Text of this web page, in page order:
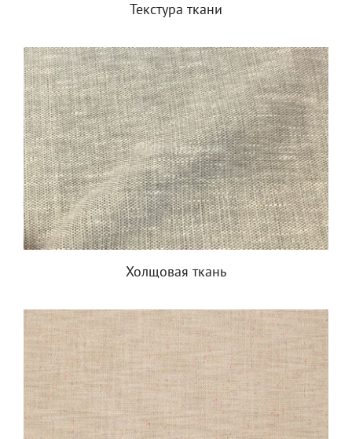
Текстура ткани
Холщовая ткань